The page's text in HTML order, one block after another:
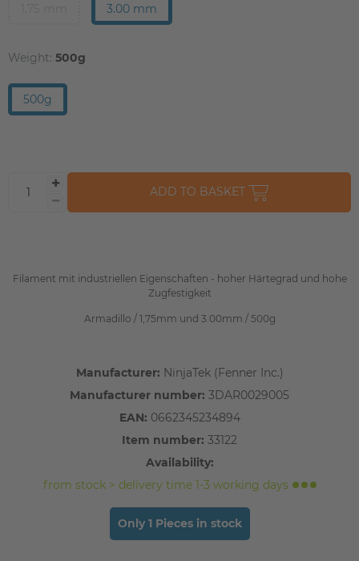
Filament mit industriellen Eigenschaften - hoher Härtegrad und hohe
Zugfestigkeit
Armadillo / 1,75mm und 3.00mm / 500g
Manufacturer: NinjaTek (Fenner Inc.)
Manufacturer number: 3DAR0029005
EAN: 0662345234894
Item number: 33122
Availability:
from stock > delivery time 1-3 working days
Only 1 Pieces in stock
3.00 mm
Weight: 500g
500g
ADD TO BASKET